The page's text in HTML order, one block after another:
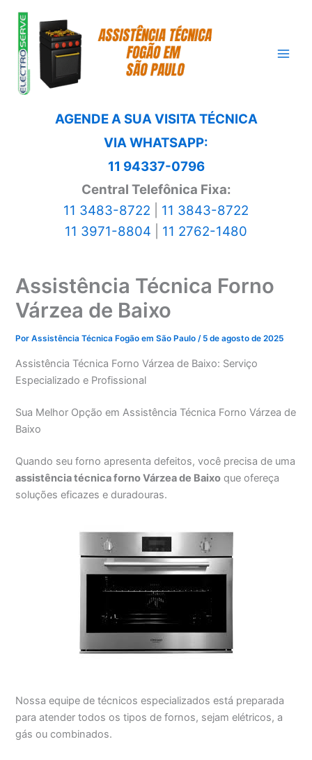
para
conteúdo
AGENDE A SUA VISITA TÉCNICA
VIA WHATSAPP:
11 94337-0796
Central Telefônica Fixa:
11 3483-8722
11 3843-8722
11 3971-8804
11 2762-1480
Assistência Técnica Forno
Várzea de Baixo
PorAssistência Técnica Fogão em São Paulo/ 5 de agosto de 2025
Assistência Técnica Forno Várzea de Baixo: Serviço
Especializado e Profissional
Sua Melhor Opção em Assistência Técnica Forno Várzea de
Baixo
Quando seu forno apresenta defeitos, você precisa de uma
assistência técnica forno Várzea de Baixo que ofereça
soluções eficazes e duradouras.
Nossa equipe de técnicos especializados está preparada
para atender todos os tipos de fornos, sejam elétricos, a
gás ou combinados.